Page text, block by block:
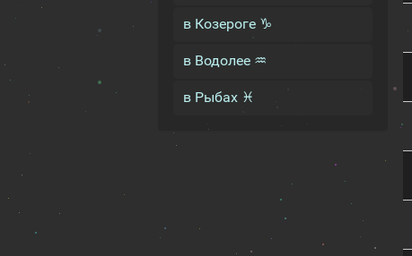
в Козероге ♑
в Водолее ♒
в Рыбах ♓